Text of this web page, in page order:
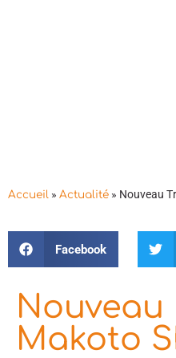
Accueil » Actualité » Nouveau
Facebook
Makoto